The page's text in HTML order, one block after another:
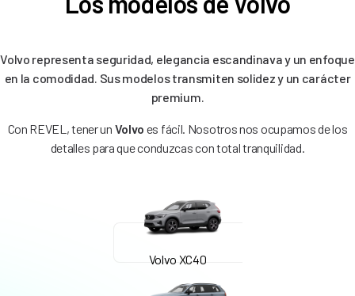
Volvo representa seguridad, elegancia escandinava y un enfoque
en la comodidad. Sus modelos transmiten solidez y un carácter
premium.
Con REVEL, tener un Volvo es fácil. Nosotros nos ocupamos de los
detalles para que conduzcas con total tranquilidad.
Volvo XC40